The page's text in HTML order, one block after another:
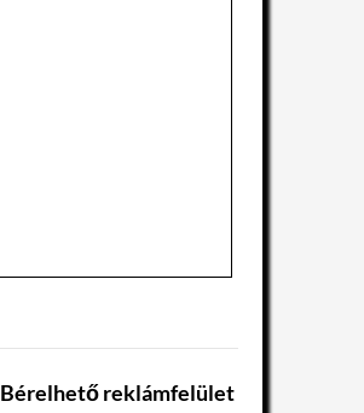
Bérelhető reklámfelület